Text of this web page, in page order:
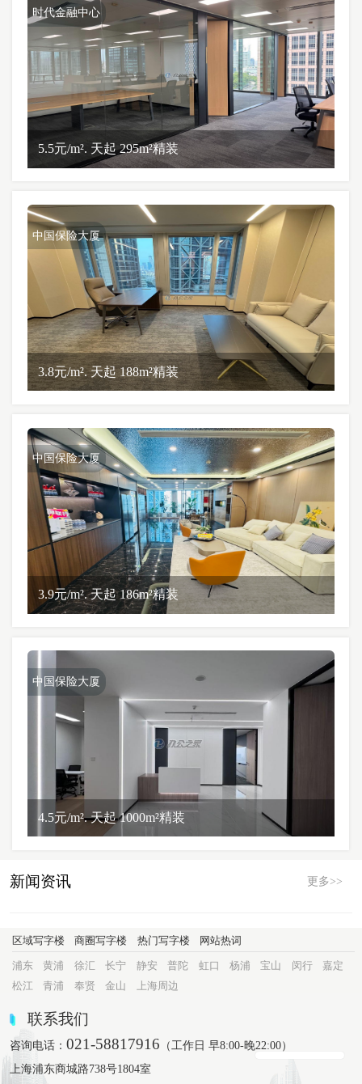
时代金融中心
5.5元/m². 天起 295m²精装
中国保险大厦
3.8元/m². 天起 188m²精装
中国保险大厦
3.9元/m². 天起 186m²精装
中国保险大厦
4.5元/m². 天起 1000m²精装
新闻资讯 更多>>
区域写字楼 商圈写字楼 热门写字楼 网站热词
浦东 黄浦 徐汇 长宁 静安 普陀 虹口 杨浦 宝山 闵行
嘉定
松江
青浦 奉贤 金山 上海周边
联系我们
咨询电话：021-58817916 （工作日 早8:00-晚22:00）
上海浦东商城路738号1804室